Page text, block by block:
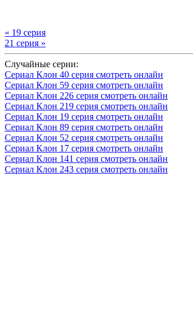
« 19 серия
21 серия »
Случайные серии:
Сериал Клон 40 серия смотреть онлайн
Сериал Клон 59 серия смотреть онлайн
Сериал Клон 226 серия смотреть онлайн
Сериал Клон 219 серия смотреть онлайн
Сериал Клон 19 серия смотреть онлайн
Сериал Клон 89 серия смотреть онлайн
Сериал Клон 52 серия смотреть онлайн
Сериал Клон 17 серия смотреть онлайн
Сериал Клон 141 серия смотреть онлайн
Сериал Клон 243 серия смотреть онлайн